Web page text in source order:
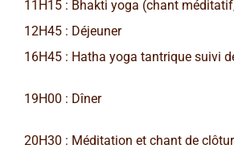
11H15 : Bhakti yoga (chant
12H45 : Déjeuner
16H45 : Hatha yoga tantrique suivi
19H00 : Dîner
20H30 : Méditation et chant de